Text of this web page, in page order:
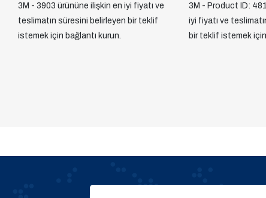
3M - 3903 ürününe ilişkin en iyi fiyatı ve
teslimatın süresini belirleyen bir teklif
istemek için bağlantı kurun.
3M - Product ID:
iyi fiyatı ve
bir teklif istemek için